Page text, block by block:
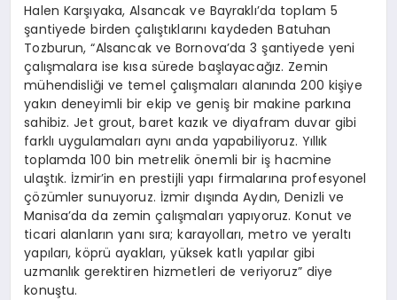
Halen Karşıyaka, Alsancak ve Bayraklı’da toplam 5
şantiyede birden çalıştıklarını kaydeden Batuhan
Tozburun, “Alsancak ve Bornova’da 3 şantiyede yeni
çalışmalara ise kısa sürede başlayacağız. Zemin
mühendisliği ve temel çalışmaları alanında 200 kişiye
yakın deneyimli bir ekip ve geniş bir makine parkına
sahibiz. Jet grout, baret kazık ve diyafram duvar gibi
farklı uygulamaları aynı anda yapabiliyoruz. Yıllık
toplamda 100 bin metrelik önemli bir iş hacmine
ulaştık. İzmir’in en prestijli yapı firmalarına profesyonel
çözümler sunuyoruz. İzmir dışında Aydın, Denizli ve
Manisa’da da zemin çalışmaları yapıyoruz. Konut ve
ticari alanların yanı sıra; karayolları, metro ve yeraltı
yapıları, köprü ayakları, yüksek katlı yapılar gibi
uzmanlık gerektiren hizmetleri de veriyoruz” diye
konuştu.